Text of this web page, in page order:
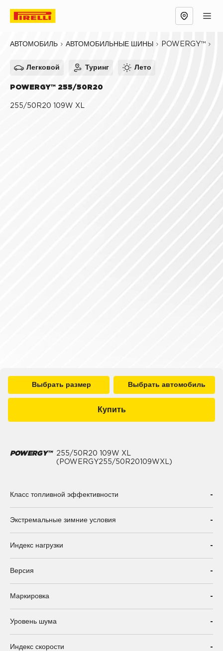
АВТОМОБИЛЬ АВТОМОБИЛЬНЫЕ ШИНЫ POWERGY™
Легковой Туринг Лето
POWERGY™ 255/50R20
255/50R20 109W XL
Выбрать размер Выбрать автомобиль
Купить
POWERGY™
255/50R20 109W XL
(POWERGY255/50R20109WXL)
Класс топливной эффективности -
Экстремальные зимние условия -
Индекс нагрузки -
Версия -
Маркировка -
Уровень шума -
Индекс скорости -